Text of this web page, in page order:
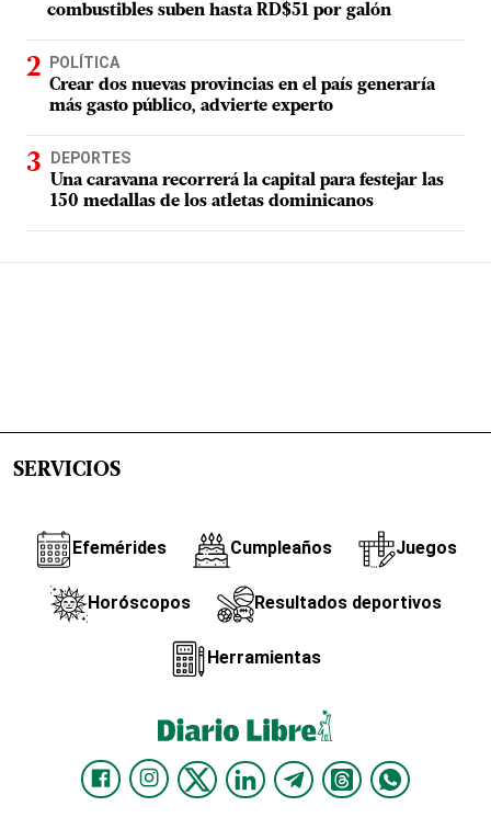
combustibles suben hasta RD$51 por galón
POLÍTICA
Crear dos nuevas provincias en el país generaría
más gasto público, advierte experto
DEPORTES
Una caravana recorrerá la capital para festejar las
150 medallas de los atletas dominicanos
SERVICIOS
Efemérides Cumpleaños Juegos
Horóscopos Resultados deportivos
Herramientas